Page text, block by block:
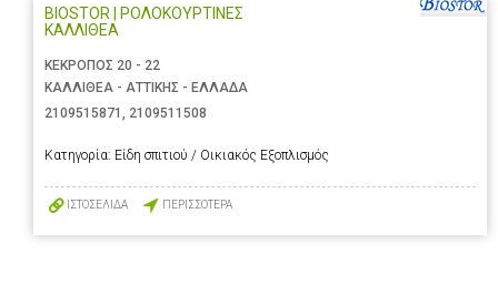
BIOSTOR | ΡΟΛΟΚΟΥΡΤΙΝΕΣ
ΚΑΛΛΙΘΕΑ
ΚΕΚΡΟΠΟΣ 20 - 22
ΚΑΛΛΙΘΕΑ - ΑΤΤΙΚΗΣ - ΕΛΛΑΔΑ
2109515871
2109511508
Κατηγορία: Είδη σπιτιού / Οικιακός Εξοπλισμός
ΙΣΤΟΣΕΛΙΔΑ ΠΕΡΙΣΣΟΤΕΡΑ